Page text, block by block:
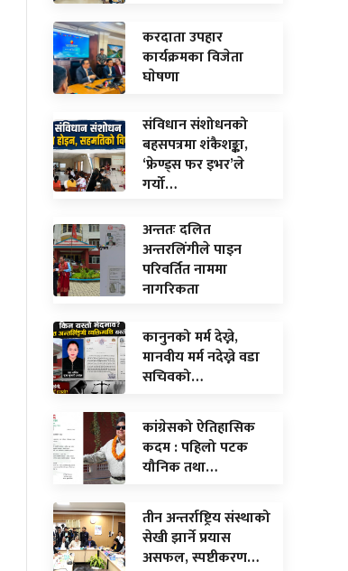
करदाता उपहार
कार्यक्रमका विजेता
घाेषणा
संविधान संशोधनको
बहसपत्रमा शंकैशङ्का,
‘फ्रेण्ड्स फर इभर’ले
गर्यो…
अन्ततः दलित
अन्तरलिंगीले पाइन
परिवर्तित नाममा
नागरिकता
कानुनको मर्म देख्ने,
मानवीय मर्म नदेख्ने वडा
सचिवको…
कांग्रेसको ऐतिहासिक
कदम : पहिलो पटक
यौनिक तथा…
तीन अन्तर्राष्ट्रिय संस्थाको
सेखी झार्ने प्रयास
असफल, स्पष्टीकरण…